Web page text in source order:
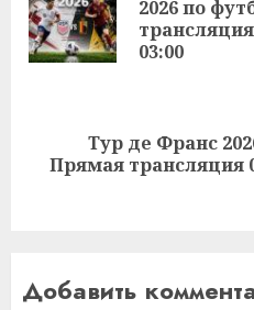
2026 по
03:00
Следующая
Тур де Франс
Прямая трансляция
Добавить